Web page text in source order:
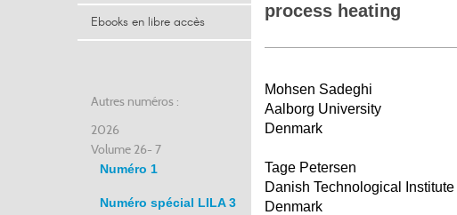
Ebooks en libre accès
Autres numéros :
2026
Volume 26- 7
Numéro 1
Numéro spécial LILA 3
process heating
Mohsen Sadeghi
Aalborg University
Denmark
Tage Petersen
Danish Technological Institute
Denmark